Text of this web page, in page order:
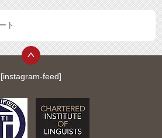
ト
[instagram-feed]